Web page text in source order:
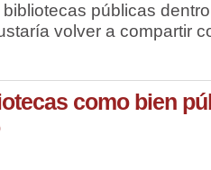
públicas
volver a compartir
como bien